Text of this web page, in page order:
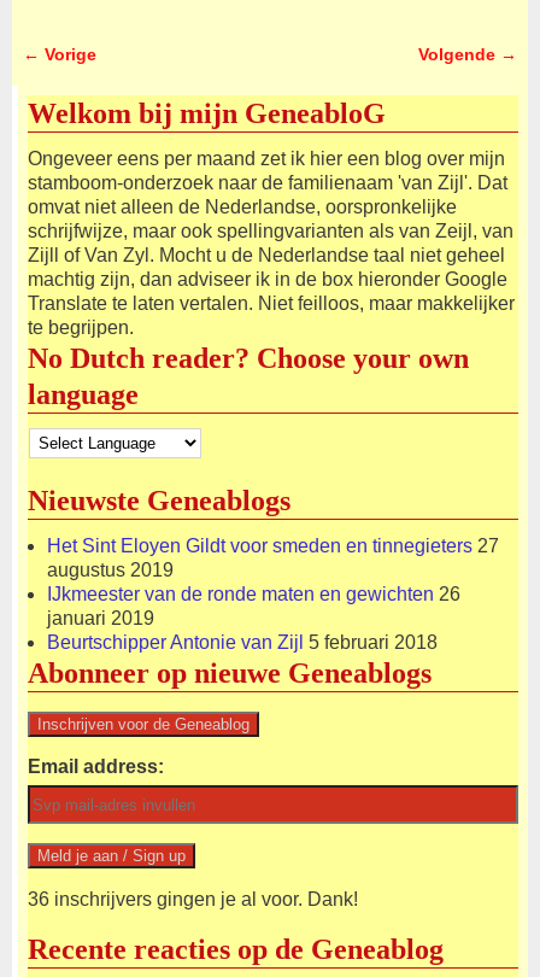
← Vorige Volgende →
Welkom bij mijn GeneabloG
Ongeveer eens per maand zet ik hier een blog over mijn
stamboom-onderzoek naar de familienaam 'van Zijl'. Dat
omvat niet alleen de Nederlandse, oorspronkelijke
schrijfwijze, maar ook spellingvarianten als van Zeijl, van
Zijll of Van Zyl. Mocht u de Nederlandse taal niet geheel
machtig zijn, dan adviseer ik in de box hieronder Google
Translate te laten vertalen. Niet feilloos, maar makkelijker
te begrijpen.
No Dutch reader? Choose your own
language
Nieuwste Geneablogs
Het Sint Eloyen Gildt voor smeden en tinnegieters 27
augustus 2019
IJkmeester van de ronde maten en gewichten 26
januari 2019
Beurtschipper Antonie van Zijl 5 februari 2018
Abonneer op nieuwe Geneablogs
Email address:
36 inschrijvers gingen je al voor. Dank!
Recente reacties op de Geneablog